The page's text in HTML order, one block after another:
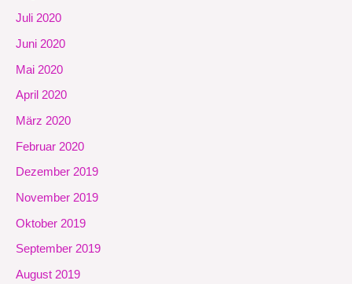
Juli 2020
Juni 2020
Mai 2020
April 2020
März 2020
Februar 2020
Dezember 2019
November 2019
Oktober 2019
September 2019
August 2019